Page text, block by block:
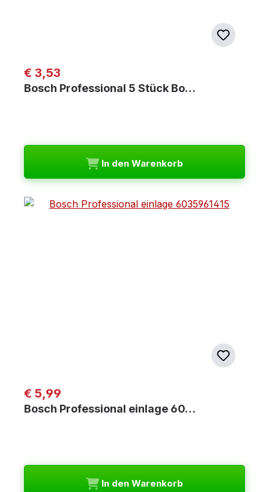
Regulärer Preis:
€ 3,53
Bosch Professional 5 Stück Bo…
In den Warenkorb
Regulärer Preis:
€ 5,99
Bosch Professional einlage 60…
In den Warenkorb